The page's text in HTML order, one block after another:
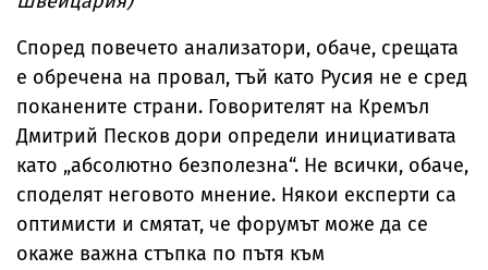
Според повечето анализатори, обаче, срещата
е обречена на провал, тъй като Русия не е сред
поканените страни. Говорителят на Кремъл
Дмитрий Песков дори определи инициативата
като „абсолютно безполезна“. Не всички, обаче,
споделят неговото мнение. Някои експерти са
оптимисти и смятат, че форумът може да се
окаже важна стъпка по пътя към